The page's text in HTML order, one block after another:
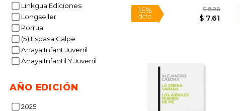
Linkgua Ediciones
Longseller
Porrua
(5) Espasa Calpe
Anaya Infant Juvenil
Anaya Infantil Y Juvenil
AÑO EDICIÓN
2025
15%
dcto.